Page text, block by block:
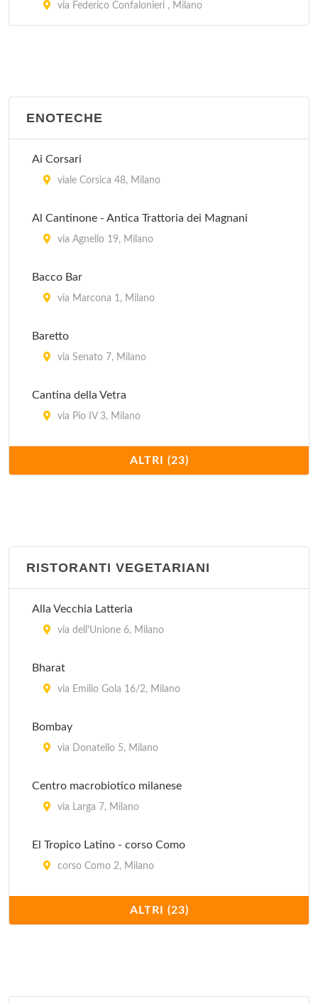
via Federico Confalonieri , Milano
ENOTECHE
Ai Corsari
viale Corsica 48, Milano
Al Cantinone - Antica Trattoria dei Magnani
via Agnello 19, Milano
Bacco Bar
via Marcona 1, Milano
Baretto
via Senato 7, Milano
Cantina della Vetra
via Pio IV 3, Milano
via Arnolfo di Cambio 1/A, Milano
Charleston
Ditirambo
Globe
Il Sole
ALTRI (23)
RISTORANTI VEGETARIANI
Alla Vecchia Latteria
via dell'Unione 6, Milano
Bharat
via Emilio Gola 16/2, Milano
Bombay
via Donatello 5, Milano
Centro macrobiotico milanese
via Larga 7, Milano
El Tropico Latino - corso Como
corso Como 2, Milano
via Benedetto Marcello 93, Milano
ALTRI (23)